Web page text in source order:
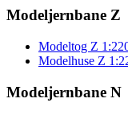
Modeljernbane Z
Modeltog Z
Modelhuse Z
Modeljernbane N